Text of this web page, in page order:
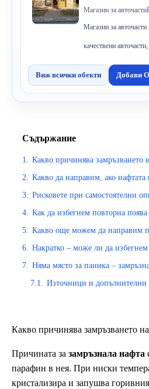
Магазин за авточасти
Магазин за
качествени
Виж всички обекти Добави
Съдържание
1.
Какво причинява замръзването
2.
Какво да направим, ако нафтата
3.
Рисковете при самостоятелни
4.
Как да избегнем повторна
5.
Какво още можем да направим
6.
Накратко – може ли да избегнем
7.
Няма място за паника –
7.1.
Източници и допълнителни
Какво причинява замръзването
Причината за замръзнала нафта
парафин в нея. При ниски
кристализира и запушва